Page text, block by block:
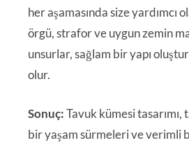
her aşamasında size yardımcı
örgü, strafor ve uygun zemin
unsurlar, sağlam bir yapı
olur.
Sonuç:Tavuk kümesi tasarımı,
bir yaşam sürmeleri ve verimli